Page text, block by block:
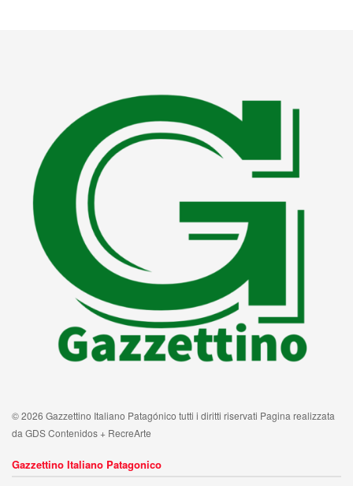
© 2026 Gazzettino Italiano Patagónico tutti i diritti riservati Pagina realizzata
da GDS Contenidos + RecreArte
Gazzettino Italiano Patagonico